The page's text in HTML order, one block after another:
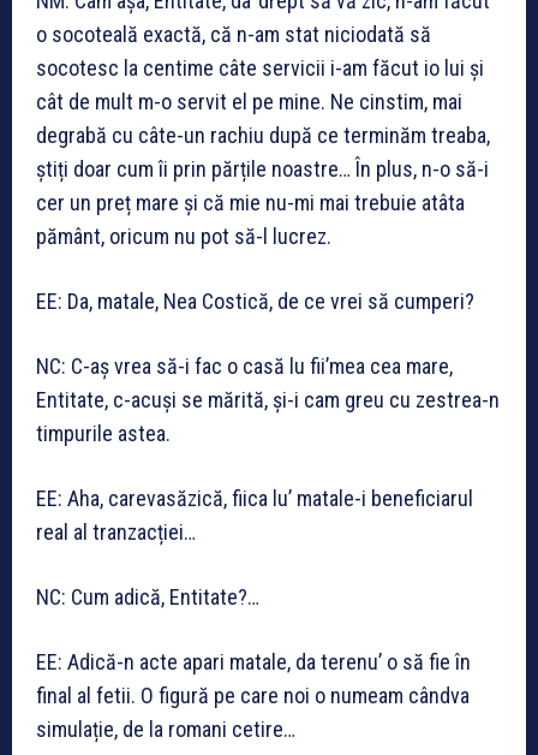
o socoteală exactă, că n-am stat niciodată să
socotesc la centime câte servicii i-am făcut io lui și
cât de mult m-o servit el pe mine. Ne cinstim, mai
degrabă cu câte-un rachiu după ce terminăm treaba,
știți doar cum îi prin părțile noastre… În plus, n-o să-i
cer un preț mare și că mie nu-mi mai trebuie atâta
pământ, oricum nu pot să-l lucrez.
EE: Da, matale, Nea Costică, de ce vrei să cumperi?
NC: C-aș vrea să-i fac o casă lu fii’mea cea mare,
Entitate, c-acuși se mărită, și-i cam greu cu zestrea-n
timpurile astea.
EE: Aha, carevasăzică, fiica lu’ matale-i beneficiarul
real al tranzacției…
NC: Cum adică, Entitate?…
EE: Adică-n acte apari matale, da terenu’ o să fie în
final al fetii. O figură pe care noi o numeam cândva
simulație, de la romani cetire…